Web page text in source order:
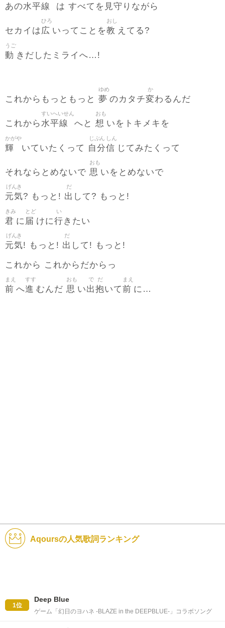
あの水平線 は すべてを 見守 りながら
セカイは広
ひろ
いってことを教
おし
えてる?
動
うご
きだしたミライへ…!
これからもっともっと 夢
ゆめ
のカタチ変
か
わるんだ
これから水平線
すいへいせん
へと 想
おも
いをトキメキを
輝
かがや
いていたくって 自分
じぶん
信
しん
じてみたくって
それならとめないで 思
おも
いをとめないで
元気
げんき
? もっと! 出
だ
して? もっと!
君
きみ
に 届
とど
けに行
い
きたい
元気
げんき
! もっと! 出
だ
して! もっと!
これから これからだからっ
前
まえ
へ進
すす
むんだ 思
おも
い出
で
抱
だ
いて前
まえ
に…
Aqoursの人気歌詞ランキング
1位
Deep Blue
ゲーム「幻日のヨハネ -BLAZE in the DEEPBLUE-」コラボソング